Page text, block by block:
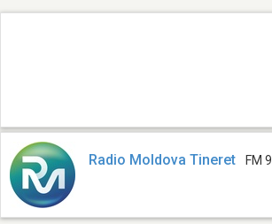
Radio Moldova Tineret FM